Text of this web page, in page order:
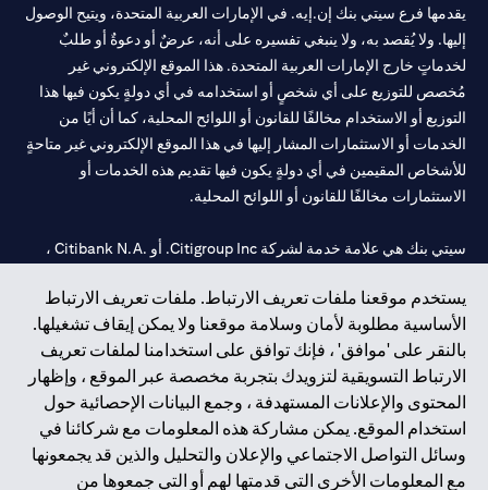
يستخدم موقعنا ملفات تعريف الارتباط. ملفات تعريف الارتباط
الأساسية مطلوبة لأمان وسلامة موقعنا ولا يمكن إيقاف تشغيلها.
بالنقر على 'موافق' ، فإنك توافق على استخدامنا لملفات تعريف
الارتباط التسويقية لتزويدك بتجربة مخصصة عبر الموقع ، وإظهار
المحتوى والإعلانات المستهدفة ، وجمع البيانات الإحصائية حول
استخدام الموقع. يمكن مشاركة هذه المعلومات مع شركائنا في
وسائل التواصل الاجتماعي والإعلان والتحليل والذين قد يجمعونها
مع المعلومات الأخرى التي قدمتها لهم أو التي جمعوها من
يقدمها فرع سيتي بنك إن.إيه. في الإمارات العربية المتحدة، ويتيح الوصول
إليها. ولا يُقصد به، ولا ينبغي تفسيره على أنه، عرضٌ أو دعوةٌ أو طلبٌ
لخدماتٍ خارج الإمارات العربية المتحدة. هذا الموقع الإلكتروني غير
مُخصص للتوزيع على أي شخصٍ أو استخدامه في أي دولةٍ يكون فيها هذا
التوزيع أو الاستخدام مخالفًا للقانون أو اللوائح المحلية، كما أن أيًا من
الخدمات أو الاستثمارات المشار إليها في هذا الموقع الإلكتروني غير متاحةٍ
للأشخاص المقيمين في أي دولةٍ يكون فيها تقديم هذه الخدمات أو
الاستثمارات مخالفًا للقانون أو اللوائح المحلية.
سيتي بنك هي علامة خدمة لشركة Citigroup Inc. أو .Citibank N.A ،
سيتي بنك إن. إيه. الإمارات مسجل لدى مصرف الإمارات المركزي تحت
أرقام التراخيص 202563 لفرع الوصل في دبي، 531989 لفرع مول
الإمارات في دبي، وCN-1002019لفرع أبوظبي. هاتف: 4000 311 04.
فرع سيتي بنك إن إيه - الإمارات العربية المتحدة مرخص من مصرف
الإمارات العربية المتحدة المركزي كفرع لبنك أجنبي.
سيتي بنك إن إيه الإمارات العربية المتحدة مرخص من هيئة الأوراق المالية
والسلع في الإمارات العربية المتحدة ("SCA") للقيام بالنشاط المالي لـ أ)